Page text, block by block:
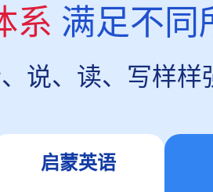
系 满足不同
说、读、写样样
启蒙英语